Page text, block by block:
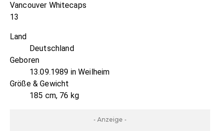
Vancouver Whitecaps
13
Land
Deutschland
Geboren
13.09.1989 in Weilheim
Größe & Gewicht
185 cm, 76 kg
- Anzeige -